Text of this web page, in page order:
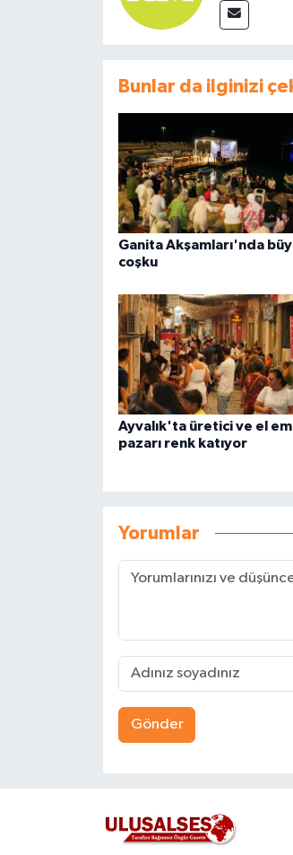
Bunlar da ilginizi
Ganita Akşamları'nda
coşku
Ayvalık'ta üretici ve el
pazarı renk katıyor
Yorumlar
Gönder